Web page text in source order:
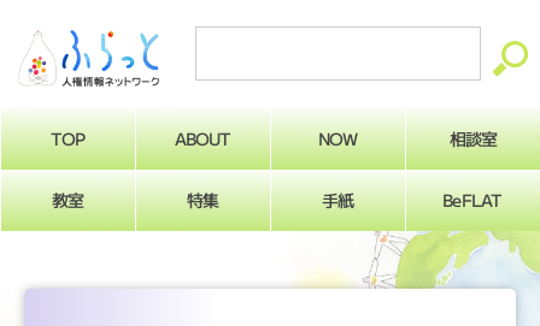
TOP ABOUT NOW 相談室
教室 特集 手紙 BeFLAT